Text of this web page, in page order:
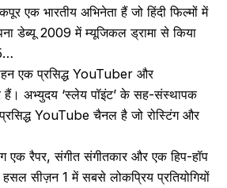
एक भारतीय अभिनेता हैं जो हिंदी फिल्मों में
डेब्यू 2009 में म्यूजिकल ड्रामा से किया
एक प्रसिद्ध YouTuber और
अभ्युदय ‘स्लेय पॉइंट’ के सह-संस्थापक
YouTube चैनल है जो रोस्टिंग और
एक रैपर, संगीत संगीतकार और एक हिप-हॉप
सीज़न 1 में सबसे लोकप्रिय प्रतियोगियों